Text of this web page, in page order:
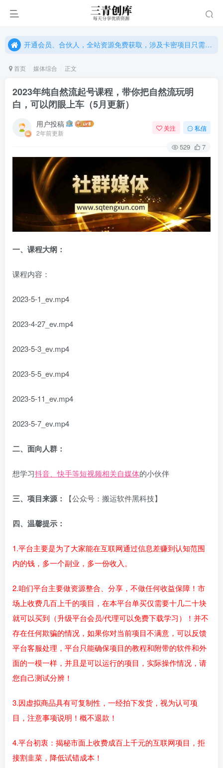
开通会员、合伙人，全站资源免费获取，涉及卡密项目只需单独购卡密（位置：网站右下悬浮按钮）
开通会员、合伙人，全站资源免费获取，涉及卡密项目只需单独购卡密（位置：网站右下悬浮按钮）
首页 媒体综合 正文
2023年纯自然流起号课程，带你把自然流玩明
白，可以闭眼上车（5月更新）
用户投稿
2年前更新
关注 私信
529 7
一、 课程大纲：
课程内容：
2023-5-1_ev.mp4
2023-4-27_ev.mp4
2023-5-3_ev.mp4
2023-5-5_ev.mp4
2023-5-11_ev.mp4
2023-5-7_ev.mp4
二、面向人群：
想学习抖音、快手等短视频相关自媒体的小伙伴
三、项目来源： 【公众号：搬运软件黑科技】
四、温馨提示：
1.平台主要是为了大家能在互联网通过信息差赚到认知范围
内的钱，多一个副业，多一份收入。
2.咱们平台主要做资源整合、分享，不做任何收益保障！市
场上收费几百上千的项目，在本平台单买仅需要十几二十块
就可以买到（升级平台会员/代理可以免费下载学习）！并不
存在任何欺骗的情况，如果你对当前项目不满意，可以反馈
平台客服处理，平台只能确保项目的教程和附带的软件和外
面的一模一样，并且是可以运行的项目，实际操作情况，请
您自己测试分辨！
3.因虚拟商品具有可复制性，一经拍下发货，视为认可项
目，注意事项说明！概不退款！
4.平台初衷：揭秘市面上收费成百上千元的互联网项目，拒
接割韭菜，降低试错成本！